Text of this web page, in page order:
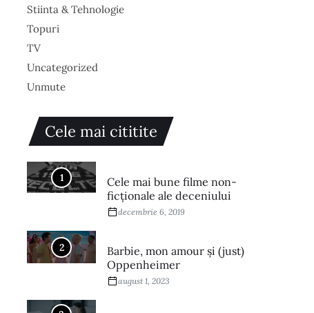
Stiinta & Tehnologie
Topuri
TV
Uncategorized
Unmute
Cele mai cititite
1
Cele mai bune filme non-
ficționale ale deceniului
decembrie 6, 2019
2
Barbie, mon amour și (just)
Oppenheimer
august 1, 2023